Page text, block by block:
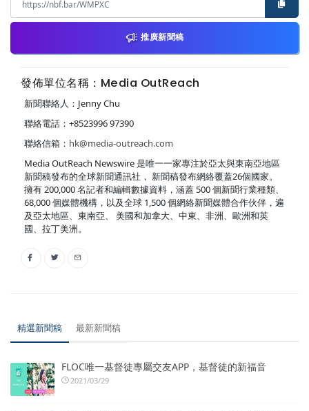
推廣新聞稿
發佈單位名稱：Media OutReach
新聞聯絡人：Jenny Chu
聯絡電話：+8523996 97390
聯絡信箱： hk@media-outreach.com
Media OutReach Newswire 是唯一一家專注於亞太與東南亞地區
新聞稿發布的全球新聞通訊社， 新聞稿發布網絡覆蓋26個國家。
擁有 200,000 名記者和編輯數據資料，涵蓋 500 個新聞行業種類、
68,000 個媒體機構，以及全球 1,500 個網絡新聞媒體合作伙伴，遍
及亞太地區、東南亞、 美國和加拿大、中東、非洲、歐洲和英
國、拉丁美洲。
精選新聞稿 最新新聞稿
FLOC唯一基督徒專屬交友APP，基督徒的新福音
2021/03/29